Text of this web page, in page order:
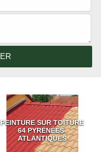
PEINTURE SUR TOITURE
64 PYRÉNÉES-
ATLANTIQUES